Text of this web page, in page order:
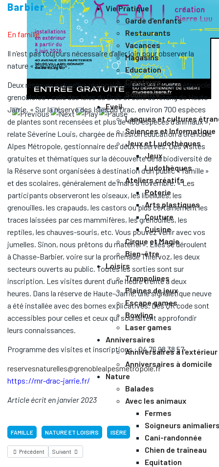
Vie Pratique
Garde d'enfants
Restaurants
Vacances
Magasins
Education
Créateurs
Solidarité
Eveil
Langues et cultures
Sciences et Informatique
Jeux et Ludothèques
Jeux
Ludothèques
Ateliers créatifs
Poterie
Arts plastiques
Couture
Cuisine
Cirque et Magie
Bien-être
Loisirs
Trampolines
Plaines de jeux
Escape games
Bowling
Laser games
Anniversaires
Anniversaires à l'extérieur
Anniversaires à domicile
Nature
Balades
Avec les animaux
Fermes
Soigneurs
Cani-randonnée
Chien de traîneau
Equitation
Barbier
En famille
Il n’est pas toujours nécessaire d’aller loin pour observer la
nature « sauvage ».
Deux réserves naturelles régionales existent dans la métropole
grenobloise : celle des Isles du Drac et celle de l’étang de Haute-
Jarrie. « Sur la réserve des Isles du Drac, environ 700 espèces
de plantes sont recensées et plus de 480 espèces d’animaux »,
relate Séverine Louis, chargée de mission éducation à Grenoble
Alpes Métropole, gestionnaire des deux réserves. Des visites
gratuites et thématiques sur la découverte de la biodiversité de
la Réserve sont organisées à destination d’un public « famille »
et des scolaires, généralement de mars à novembre. « Les
participants observeront les oiseaux, les libellules, les
grenouilles, les crapauds, les castors ou plus certainement les
traces laissées par ces mammifères, les grenouilles, les
reptiles, les chauves-souris, etc. Vous pouvez venir avec vos
jumelles. Sinon, nous prêtons du matériel ». Elles se déroulent
à Chasse-Barbier, voire sur la promenade Thiervoz, les deux
secteurs ouverts au public. Toutes les sorties sont sur
inscription. Les visites durent d’une heure trente à deux
heures. Dans la réserve de Haute-Jarrie, une signalétique neuve
a été installée avec des bornes explicatives. Des QR code sont
accessibles pour celles et ceux qui souhaitent approfondir
leurs connaissances.
Programme des visites et inscriptions : 04 76 98 38 57
reservesnaturelles@grenoblealpesmetropole.fr
https://rnr-drac-jarrie.fr/
Article écrit en janvier 2023
FAMILLE NATURE ET LOISIRS ISÈRE
Précédent Suivant